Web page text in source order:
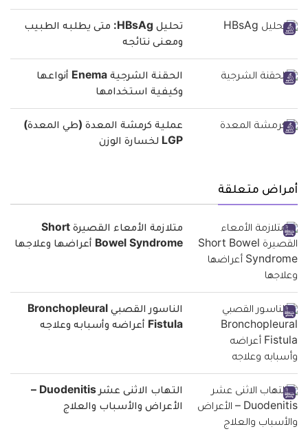
تحليل HBsAg: متى يطلبه الطبيب
ومعنى نتائجه
الحقنة الشرجية Enema أنواعها
وكيفية استخدامها
عملية كرمشة المعدة (طي المعدة)
LGP لخسارة الوزن
أمراض متعلقة
متلازمة الأمعاء القصيرة Short
Bowel Syndrome أعراضها وعلاجها
الناسور القصبي Bronchopleural
Fistula أعراضه وأسبابه وعلاجه
التهاب الاثنى عشر Duodenitis –
الأعراض والأسباب والعلاج